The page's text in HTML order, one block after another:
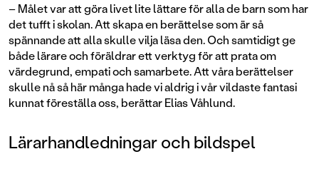
– Målet var att göra livet lite lättare för alla de barn som har
det tufft i skolan. Att skapa en berättelse som är så
spännande att alla skulle vilja läsa den. Och samtidigt ge
både lärare och föräldrar ett verktyg för att prata om
värdegrund, empati och samarbete. Att våra berättelser
skulle nå så här många hade vi aldrig i vår vildaste fantasi
kunnat föreställa oss, berättar Elias Våhlund.
Lärarhandledningar och bildspel